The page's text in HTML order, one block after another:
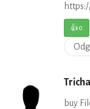
👍0
buy